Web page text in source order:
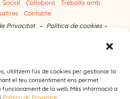
utilitzem l'ús de cookies per gestionar la
el teu consentiment ens permet
de la web. Més informació a
i Política de Privacitat.
Social Col·labora
Treballa amb
Contacte
Privacitat– Política de cookies–